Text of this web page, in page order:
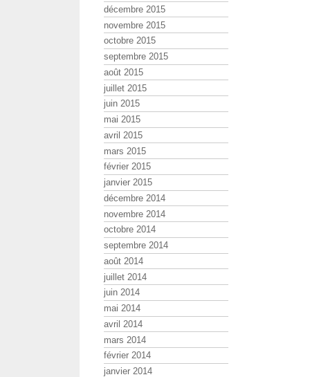
décembre 2015
novembre 2015
octobre 2015
septembre 2015
août 2015
juillet 2015
juin 2015
mai 2015
avril 2015
mars 2015
février 2015
janvier 2015
décembre 2014
novembre 2014
octobre 2014
septembre 2014
août 2014
juillet 2014
juin 2014
mai 2014
avril 2014
mars 2014
février 2014
janvier 2014